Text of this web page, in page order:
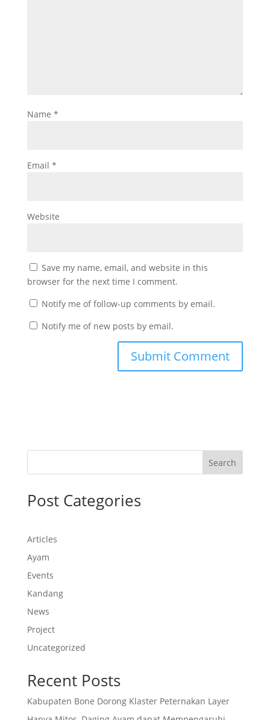
Name *
Email *
Website
Save my name, email, and website in this
browser for the next time I comment.
Notify me of follow-up comments by email.
Notify me of new posts by email.
Search
Post Categories
Articles
Ayam
Events
Kandang
News
Project
Uncategorized
Recent Posts
Kabupaten Bone Dorong Klaster Peternakan Layer